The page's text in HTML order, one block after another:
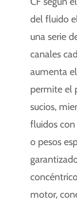
del fluido
una serie
canales
aumenta
permite el
sucios,
fluidos
o pesos
motor,